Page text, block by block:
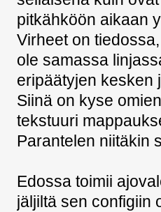
pitkähköön aikaan
Virheet on
ole samassa
eripäätyjen kesken
Siinä on kyse
tekstuuri
Parantelen niitäkin
Edossa toimii
jäljiltä sen configiin